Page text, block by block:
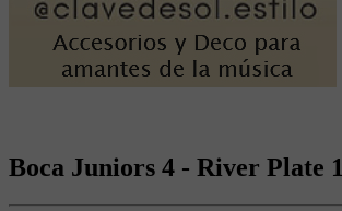
Boca Juniors 4 - River Plate 1